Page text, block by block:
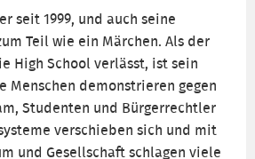
seit 1999, und auch seine
Teil wie ein Märchen. Als der
High School verlässt, ist sein
Menschen demonstrieren gegen
Studenten und Bürgerrechtler
verschieben sich und mit
und Gesellschaft schlagen viele